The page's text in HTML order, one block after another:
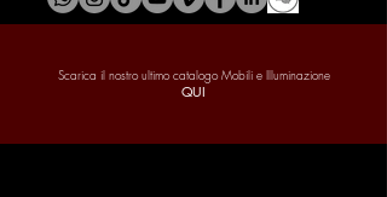
Scarica il nostro ultimo catalogo Mobili e Illuminazione
QUI